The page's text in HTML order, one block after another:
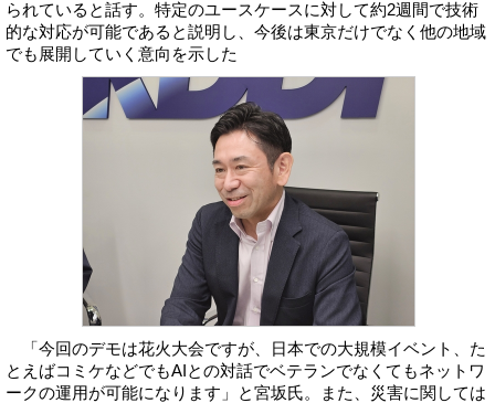
られていると話す。特定のユースケースに対して約2週間で技術
的な対応が可能であると説明し、今後は東京だけでなく他の地域
でも展開していく意向を示した
「今回のデモは花火大会ですが、日本での大規模イベント、た
とえばコミケなどでもAIとの対話でベテランでなくてもネットワ
ークの運用が可能になります」と宮坂氏。また、災害に関しては